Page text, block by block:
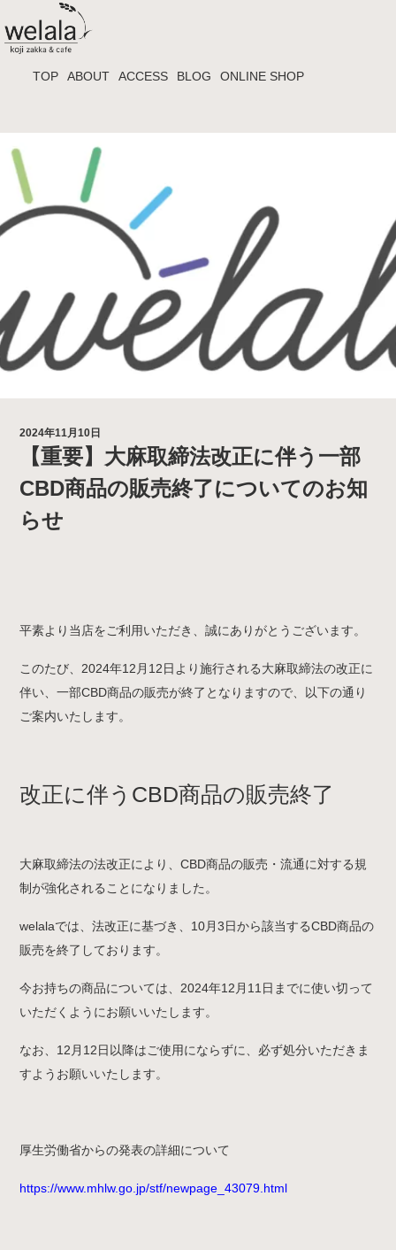
TOP ABOUT ACCESS BLOG ONLINE SHOP
2024年11月10日
【重要】大麻取締法改正に伴う一部
CBD商品の販売終了についてのお知
らせ
平素より当店をご利用いただき、誠にありがとうございます。
このたび、2024年12月12日より施行される大麻取締法の改正に
伴い、一部CBD商品の販売が終了となりますので、以下の通り
ご案内いたします。
改正に伴うCBD商品の販売終了
大麻取締法の法改正により、CBD商品の販売・流通に対する規
制が強化されることになりました。
welalaでは、法改正に基づき、10月3日から該当するCBD商品の
販売を終了しております。
今お持ちの商品については、2024年12月11日までに使い切って
いただくようにお願いいたします。
なお、12月12日以降はご使用にならずに、必ず処分いただきま
すようお願いいたします。
厚生労働省からの発表の詳細について
https://www.mhlw.go.jp/stf/newpage_43079.html